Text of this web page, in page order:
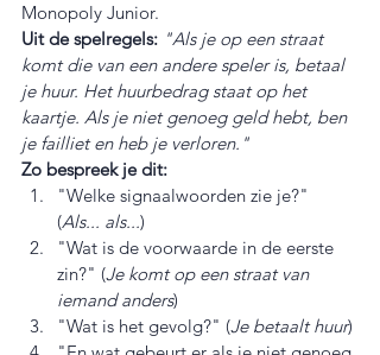
Monopoly Junior.
Uit de spelregels: "Als je op een straat
komt die van een andere speler is, betaal
je huur. Het huurbedrag staat op het
kaartje. Als je niet genoeg geld hebt, ben
je failliet en heb je verloren."
Zo bespreek je dit:
"Welke signaalwoorden zie je?"
(Als... als...)
"Wat is de voorwaarde in de eerste
zin?" (Je komt op een straat van
iemand anders)
"Wat is het gevolg?" (Je betaalt huur)